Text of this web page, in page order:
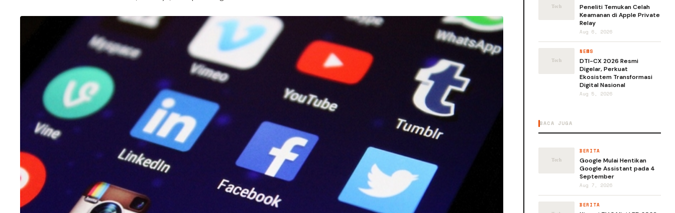
Peneliti Temukan Celah
Keamanan di Apple Private
Relay
Aug 6, 2026
NEWS
DTI-CX 2026 Resmi
Digelar, Perkuat
Ekosistem Transformasi
Digital Nasional
Aug 5, 2026
BACA JUGA
BERITA
Google Mulai Hentikan
Google Assistant pada 4
September
Aug 7, 2026
BERITA